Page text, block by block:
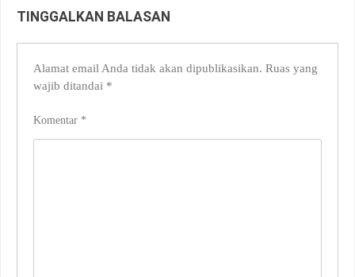
TINGGALKAN BALASAN
Alamat email Anda tidak akan dipublikasikan. Ruas yang
wajib ditandai *
Komentar *